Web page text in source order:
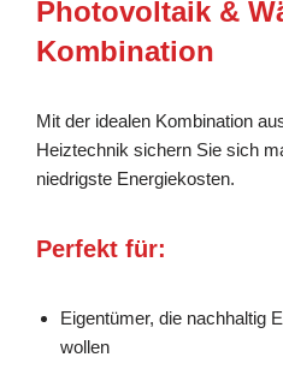
Photovoltaik &
Kombination
Mit der idealen Kombination
Heiztechnik sichern Sie sich
niedrigste Energiekosten.
Perfekt für:
Eigentümer, die nachhaltig
wollen